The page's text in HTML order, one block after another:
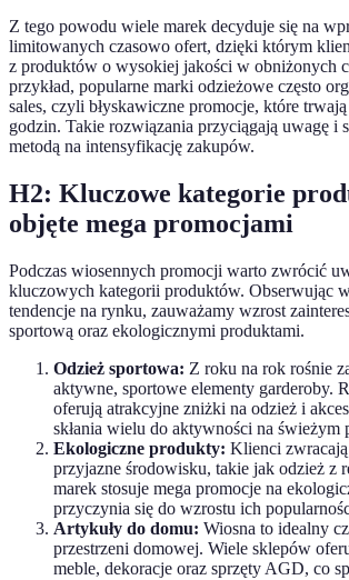
Z tego powodu wiele marek decyduje się na
limitowanych czasowo ofert, dzięki którym
z produktów o wysokiej jakości w obniżonych
przykład, popularne marki odzieżowe często
sales, czyli błyskawiczne promocje, które
godzin. Takie rozwiązania przyciągają uwagę i
metodą na intensyfikację zakupów.
H2: Kluczowe kategorie
objęte mega promocjami
Podczas wiosennych promocji warto zwrócić
kluczowych kategorii produktów. Obserwując
tendencje na rynku, zauważamy wzrost
sportową oraz ekologicznymi produktami.
Odzież sportowa: Z roku na rok rośnie
aktywne, sportowe elementy garderoby.
oferują atrakcyjne zniżki na odzież i
skłania wielu do aktywności na świeżym
Ekologiczne produkty: Klienci
przyjazne środowisku, takie jak odzież z
marek stosuje mega promocje na
przyczynia się do wzrostu ich
Artykuły do domu: Wiosna to idealny
przestrzeni domowej. Wiele sklepów
meble, dekoracje oraz sprzęty AGD, co